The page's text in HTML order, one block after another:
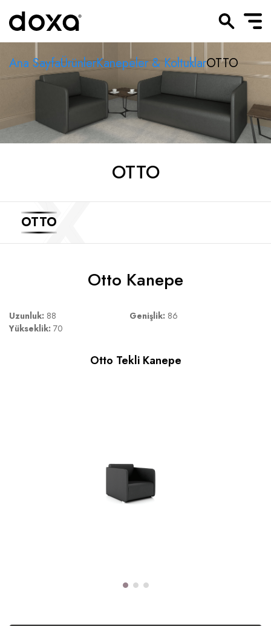
Ana SayfaÜrünlerKanepeler & KoltuklarOTTO
OTTO
OTTO
Otto Kanepe
Uzunluk: 88 Genişlik: 86
Yükseklik: 70
Otto Tekli Kanepe